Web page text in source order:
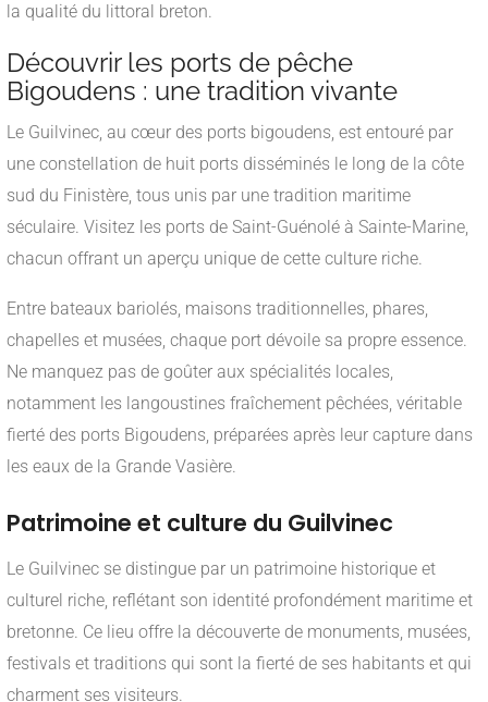
la qualité du littoral breton.
Découvrir les ports de pêche
Bigoudens : une tradition vivante
Le Guilvinec, au cœur des ports bigoudens, est entouré par
une constellation de huit ports disséminés le long de la côte
sud du Finistère, tous unis par une tradition maritime
séculaire. Visitez les ports de Saint-Guénolé à Sainte-Marine,
chacun offrant un aperçu unique de cette culture riche.
Entre bateaux bariolés, maisons traditionnelles, phares,
chapelles et musées, chaque port dévoile sa propre essence.
Ne manquez pas de goûter aux spécialités locales,
notamment les langoustines fraîchement pêchées, véritable
fierté des ports Bigoudens, préparées après leur capture dans
les eaux de la Grande Vasière.
Patrimoine et culture du Guilvinec
Le Guilvinec se distingue par un patrimoine historique et
culturel riche, reflétant son identité profondément maritime et
bretonne. Ce lieu offre la découverte de monuments, musées,
festivals et traditions qui sont la fierté de ses habitants et qui
charment ses visiteurs.